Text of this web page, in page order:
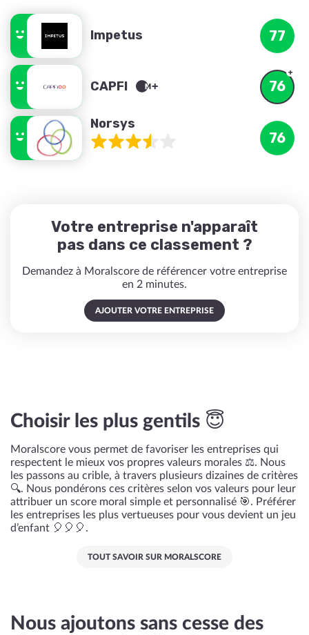
Impetus 77
CAPFI 76
Norsys
76
Votre entreprise n'apparaît
pas dans ce classement ?
Demandez à Moralscore de référencer votre entreprise
en 2 minutes.
AJOUTER VOTRE ENTREPRISE
Choisir les plus gentils 😇
Moralscore vous permet de favoriser les entreprises qui
respectent le mieux vos propres valeurs morales ⚖️. Nous
les passons au crible, à travers plusieurs dizaines de critères
🔍. Nous pondérons ces critères selon vos valeurs pour leur
attribuer un score moral simple et personnalisé 🎯. Préférer
les entreprises les plus vertueuses pour vous devient un jeu
d’enfant 🎈🎈🎈.
TOUT SAVOIR SUR MORALSCORE
Nous ajoutons sans cesse des